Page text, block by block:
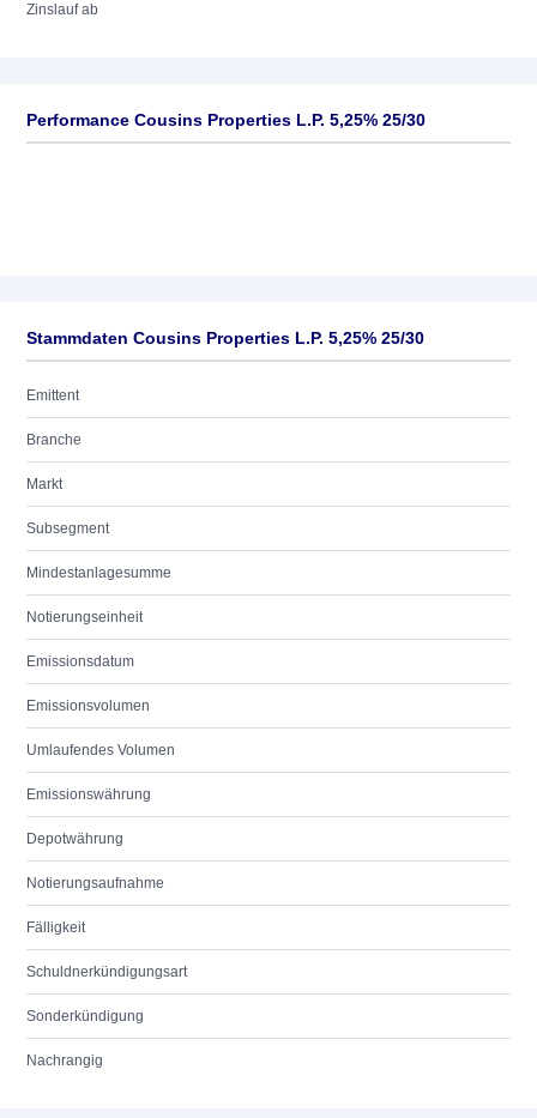
Zinslauf ab
Performance Cousins Properties L.P. 5,25% 25/30
Stammdaten Cousins Properties L.P. 5,25% 25/30
Emittent
Branche
Markt
Subsegment
Mindestanlagesumme
Notierungseinheit
Emissionsdatum
Emissionsvolumen
Umlaufendes Volumen
Emissionswährung
Depotwährung
Notierungsaufnahme
Fälligkeit
Schuldnerkündigungsart
Sonderkündigung
Nachrangig